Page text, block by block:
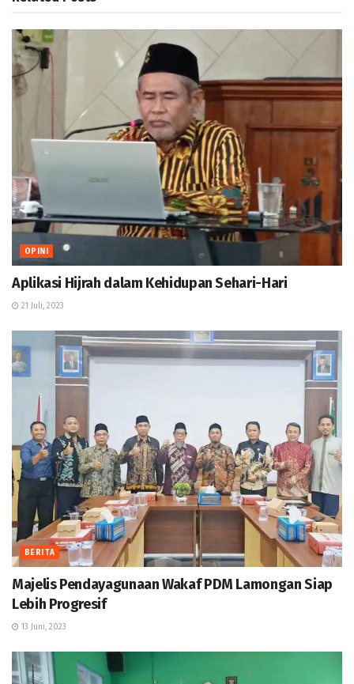
OPINI
Aplikasi Hijrah dalam Kehidupan Sehari-Hari
21 Juli, 2023
BERITA
Majelis Pendayagunaan Wakaf PDM Lamongan Siap
Lebih Progresif
13 Juni, 2023